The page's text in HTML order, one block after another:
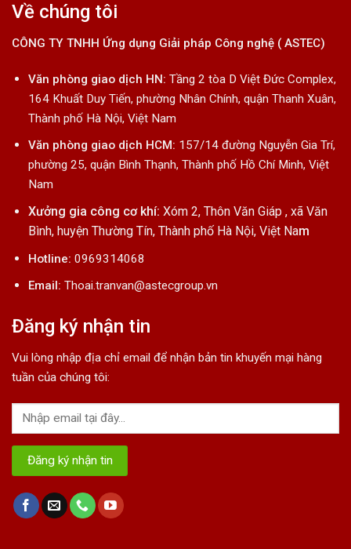
Về chúng tôi
CÔNG TY TNHH Ứng dụng Giải pháp Công nghệ ( ASTEC)
Văn phòng giao dịch HN: Tầng 2 tòa D Việt Đức Complex,
164 Khuất Duy Tiến, phường Nhân Chính, quận Thanh Xuân,
Thành phố Hà Nội, Việt Nam
Văn phòng giao dịch HCM: 157/14 đường Nguyễn Gia Trí,
phường 25, quận Bình Thạnh, Thành phố Hồ Chí Minh, Việt
Nam
Xưởng gia công cơ khí: Xóm 2, Thôn Văn Giáp , xã Văn
Bình, huyện Thường Tín, Thành phố Hà Nội, Việt Nam
Hotline: 0969314068
Email: Thoai.tranvan@astecgroup.vn
Đăng ký nhận tin
Vui lòng nhập địa chỉ email để nhận bản tin khuyến mại hàng
tuần của chúng tôi: